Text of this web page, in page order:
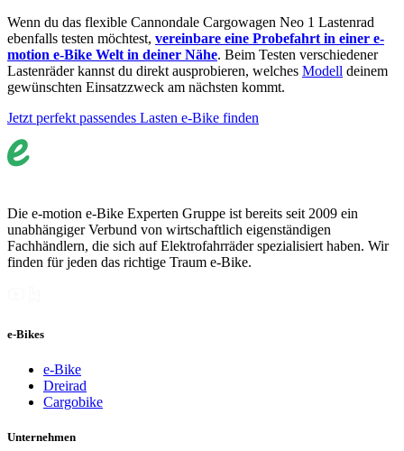
Wenn du das flexible Cannondale Cargowagen Neo 1 Lastenrad
ebenfalls testen möchtest, vereinbare eine Probefahrt in einer e-
motion e-Bike Welt in deiner Nähe. Beim Testen verschiedener
Lastenräder kannst du direkt ausprobieren, welches Modell deinem
gewünschten Einsatzzweck am nächsten kommt.
Jetzt perfekt passendes Lasten e-Bike finden
Die e-motion e-Bike Experten Gruppe ist bereits seit 2009 ein
unabhängiger Verbund von wirtschaftlich eigenständigen
Fachhändlern, die sich auf Elektrofahrräder spezialisiert haben. Wir
finden für jeden das richtige Traum e-Bike.
e-Bikes
e-Bike
Dreirad
Cargobike
Unternehmen